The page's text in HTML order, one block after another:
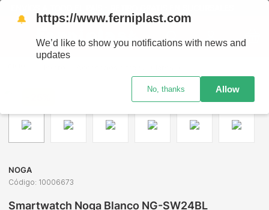
NOGA
Código: 10006673
Smartwatch Noga Blanco NG-SW24BL
🔔 https://www.ferniplast.com
We’d like to show you notifications with news and
updates
No, thanks Allow